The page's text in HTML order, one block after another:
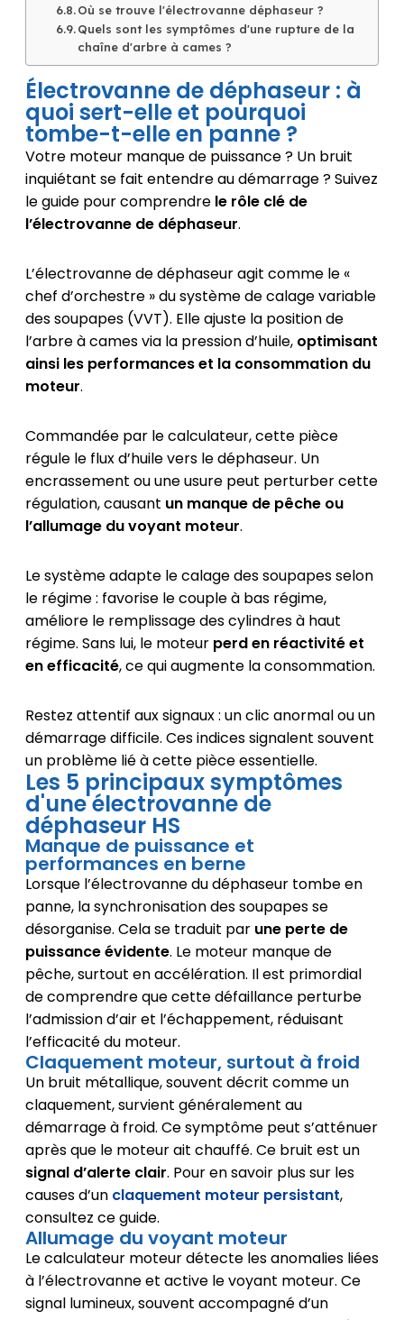
Où se trouve l'électrovanne déphaseur ?
Quels sont les symptômes d'une rupture de la
chaîne d'arbre à cames ?
Électrovanne de déphaseur : à
quoi sert-elle et pourquoi
tombe-t-elle en panne ?
Votre moteur manque de puissance ? Un bruit
inquiétant se fait entendre au démarrage ? Suivez
le guide pour comprendre le rôle clé de
l’électrovanne de déphaseur.
L’électrovanne de déphaseur agit comme le «
chef d’orchestre » du système de calage variable
des soupapes (VVT). Elle ajuste la position de
l’arbre à cames via la pression d’huile, optimisant
ainsi les performances et la consommation du
moteur.
Commandée par le calculateur, cette pièce
régule le flux d’huile vers le déphaseur. Un
encrassement ou une usure peut perturber cette
régulation, causant un manque de pêche ou
l’allumage du voyant moteur.
Le système adapte le calage des soupapes selon
le régime : favorise le couple à bas régime,
améliore le remplissage des cylindres à haut
régime. Sans lui, le moteur perd en réactivité et
en efficacité, ce qui augmente la consommation.
Restez attentif aux signaux : un clic anormal ou un
démarrage difficile. Ces indices signalent souvent
un problème lié à cette pièce essentielle.
Les 5 principaux symptômes
d'une électrovanne de
déphaseur HS
Manque de puissance et
performances en berne
Lorsque l’électrovanne du déphaseur tombe en
panne, la synchronisation des soupapes se
désorganise. Cela se traduit par une perte de
puissance évidente. Le moteur manque de
pêche, surtout en accélération. Il est primordial
de comprendre que cette défaillance perturbe
l’admission d’air et l’échappement, réduisant
l’efficacité du moteur.
Claquement moteur, surtout à froid
Un bruit métallique, souvent décrit comme un
claquement, survient généralement au
démarrage à froid. Ce symptôme peut s’atténuer
après que le moteur ait chauffé. Ce bruit est un
signal d’alerte clair. Pour en savoir plus sur les
causes d’un claquement moteur persistant,
consultez ce guide.
Allumage du voyant moteur
Le calculateur moteur détecte les anomalies liées
à l’électrovanne et active le voyant moteur. Ce
signal lumineux, souvent accompagné d’un